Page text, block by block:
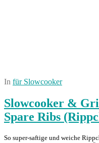
In für Slowcooker
Slowcooker &
Spare Ribs
So super-saftige und weiche